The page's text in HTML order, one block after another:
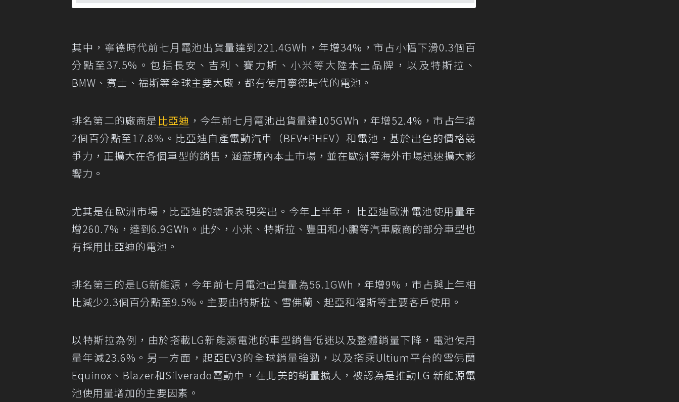
其中，寧德時代前七月電池出貨量達到221.4GWh，年增34%，市占小幅下滑0.3個百
分點至37.5%。包括長安、吉利、賽力斯、小米等大陸本土品牌，以及特斯拉、
BMW、賓士、福斯等全球主要大廠，都有使用寧德時代的電池。
排名第二的廠商是 比亞迪 ，今年前七月電池出貨量達105GWh，年增52.4%，市占年增
2個百分點至17.8％。比亞迪自產電動汽車（BEV+PHEV）和電池，基於出色的價格競
爭力，正擴大在各個車型的銷售，涵蓋境內本土市場，並在歐洲等海外市場迅速擴大影
響力。
尤其是在歐洲市場，比亞迪的擴張表現突出。今年上半年， 比亞迪歐洲電池使用量年
增260.7%，達到6.9GWh。此外，小米、特斯拉、豐田和小鵬等汽車廠商的部分車型也
有採用比亞迪的電池。
排名第三的是LG新能源，今年前七月電池出貨量為56.1GWh，年增9%，市占與上年相
比減少2.3個百分點至9.5%。主要由特斯拉、雪佛蘭、起亞和福斯等主要客戶使用。
以特斯拉為例，由於搭載LG新能源電池的車型銷售低迷以及整體銷量下降，電池使用
量年減23.6%。另一方面，起亞EV3的全球銷量強勁，以及搭乘Ultium平台的雪佛蘭
Equinox、Blazer和Silverado電動車，在北美的銷量擴大，被認為是推動LG 新能源電
池使用量增加的主要因素。